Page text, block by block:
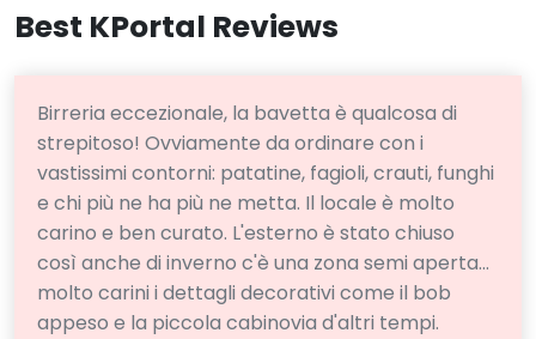
Best KPortal Reviews
Birreria eccezionale, la bavetta è qualcosa di
strepitoso! Ovviamente da ordinare con i
vastissimi contorni: patatine, fagioli, crauti, funghi
e chi più ne ha più ne metta. Il locale è molto
carino e ben curato. L'esterno è stato chiuso
così anche di inverno c'è una zona semi aperta...
molto carini i dettagli decorativi come il bob
appeso e la piccola cabinovia d'altri tempi.